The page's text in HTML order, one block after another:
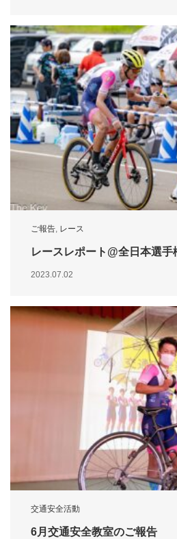
ご報告 レース
レースレポート@全日本選手
2023.07.02
交通安全活動
6月交通安全教室のご報告